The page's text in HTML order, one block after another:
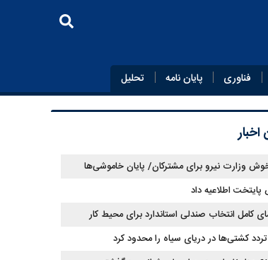
فناوری پایان‌ نامه تحلیل
وزارت نیرو برای مشترکان/ پایان خاموشی‌ها
است؟ اطلاعیه داد
کامل انتخاب صندلی استاندارد برای محیط کار
تردد کشتی‌ها در دریای سیاه را محدود کرد